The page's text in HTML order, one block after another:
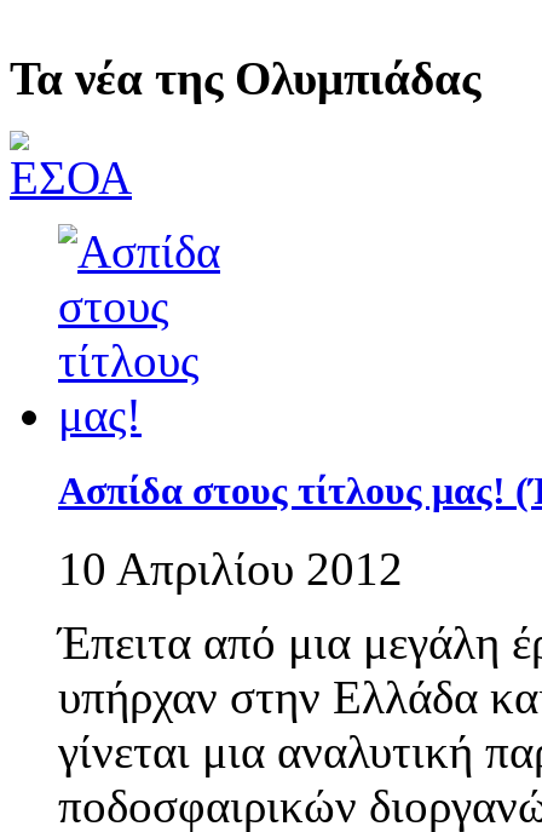
Τα νέα της Ολυμπιάδας
Ασπίδα στους τίτλους μας!
10 Απριλίου 2012
Έπειτα από μια μεγάλη
υπήρχαν στην Ελλάδα
γίνεται μια αναλυτική
ποδοσφαιρικών